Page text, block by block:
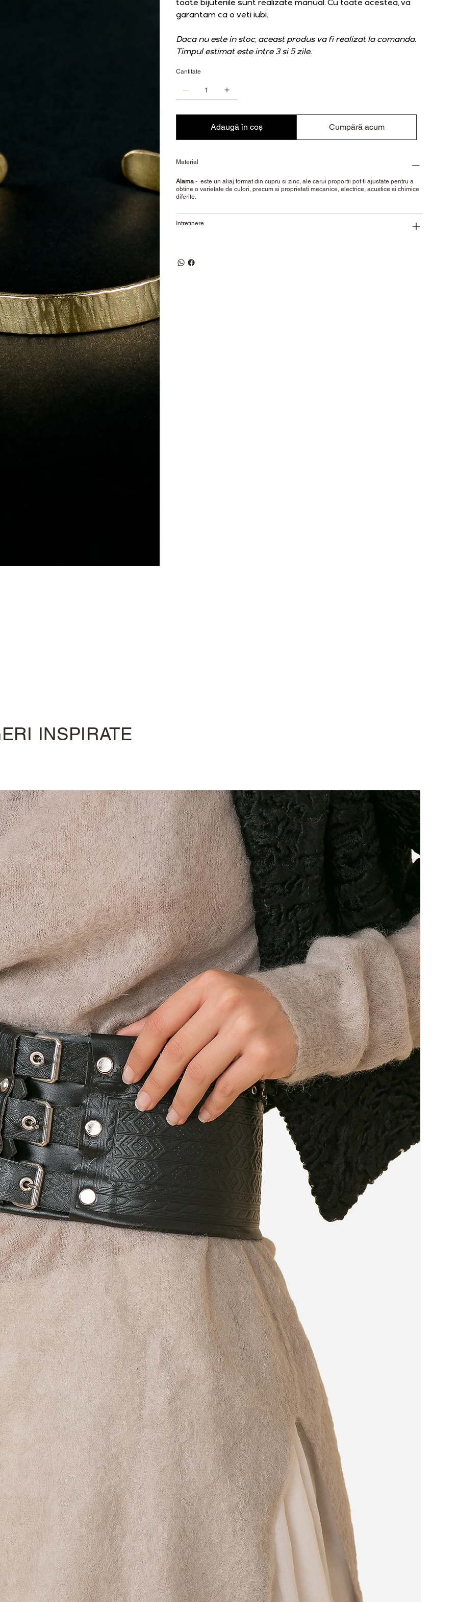
toate bijuteriile sunt realizate manual. Cu toate acestea, va
garantam ca o veti iubi.
Daca nu este in stoc, aceast produs va fi realizat la comanda.
Timpul estimat este intre 3 si 5 zile.
Cantitate
Adaugă în coș Cumpără acum
Material
Alama- este un aliaj format din cupru si zinc, ale carui proportii pot fi ajustate pentru a
obtine o varietate de culori, precum si proprietati mecanice, electrice, acustice si chimice
diferite.
Intretinere
INSPIRATE